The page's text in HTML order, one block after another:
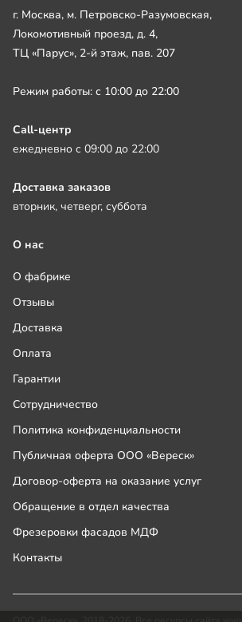
г. Москва, м. Петровско-Разумовская,
Локомотивный проезд, д. 4,
ТЦ «Парус», 2-й этаж, пав. 207
Режим работы: с 10:00 до 22:00
Call-центр
ежедневно с 09:00 до 22:00
Доставка заказов
вторник, четверг, суббота
О нас
О фабрике
Отзывы
Доставка
Оплата
Гарантии
Сотрудничество
Политика конфиденциальности
Публичная оферта ООО «Вереск»
Договор-оферта на оказание услуг
Обращение в отдел качества
Фрезеровки фасадов МДФ
Контакты